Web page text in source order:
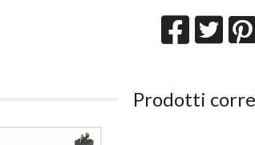
Prodotti